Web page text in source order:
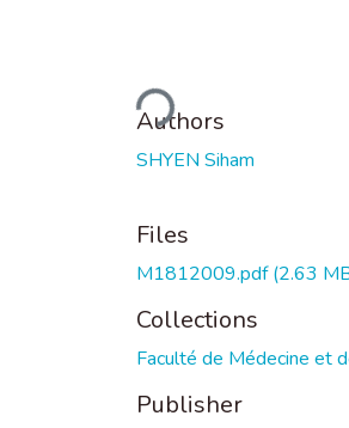
Loading...
Authors
SHYEN Siham
Files
M1812009.pdf(2.63
Collections
Faculté de Médecine et
Publisher